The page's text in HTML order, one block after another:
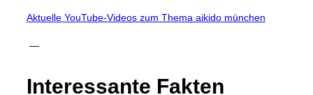
Aktuelle YouTube-Videos zum Thema aikido münchen
—
Interessante Fakten